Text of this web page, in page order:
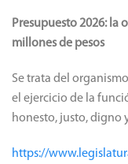
Presupuesto 2026: la
millones de pesos
Se trata del
el ejercicio de la
honesto, justo, digno
https://